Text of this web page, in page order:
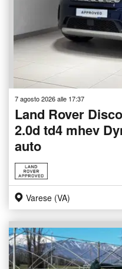
7 agosto 2026 alle 17:37
Land Rover
2.0d td4 mhev
auto
Varese (VA)